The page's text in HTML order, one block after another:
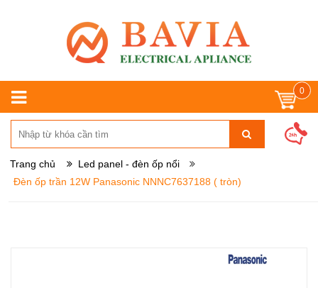
0
Trang chủ
Led panel - đèn ốp nổi
Đèn ốp trần 12W Panasonic NNNC7637188 ( tròn)